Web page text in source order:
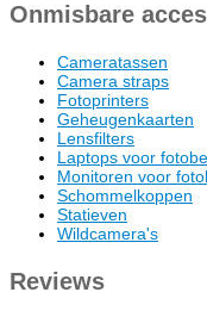
Onmisbare
Cameratassen
Camera straps
Fotoprinters
Geheugenkaarten
Lensfilters
Laptops voor
Monitoren voor
Schommelkoppen
Statieven
Wildcamera's
Reviews